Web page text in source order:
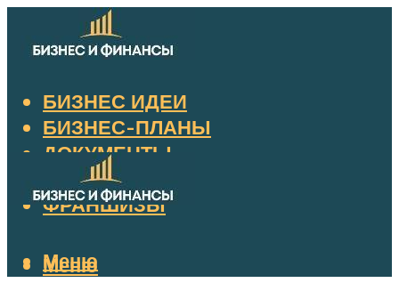
БИЗНЕС ИДЕИ
БИЗНЕС-ПЛАНЫ
ДОКУМЕНТЫ
НАЛОГИ
ФРАНШИЗЫ
Меню
Меню